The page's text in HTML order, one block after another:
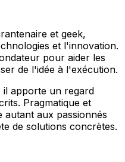
et geek,
et l'innovation.
pour aider les
de l'idée à l'exécution.
il apporte un regard
Pragmatique et
autant aux passionnés
de solutions concrètes.